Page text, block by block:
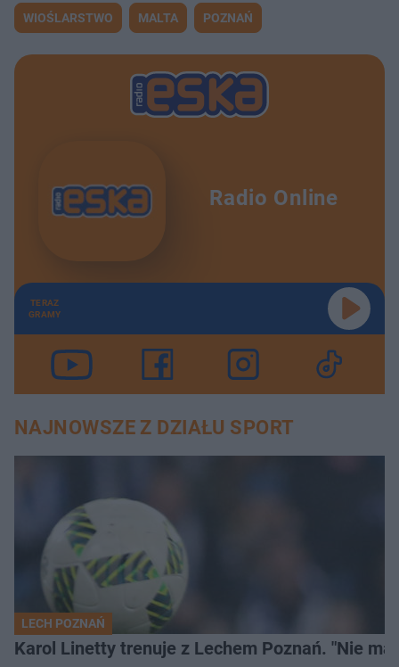
WIOŚLARSTWO MALTA POZNAŃ
Radio Online
TERAZ
GRAMY
NAJNOWSZE Z DZIAŁU SPORT
LECH POZNAŃ
Karol Linetty trenuje z Lechem Poznań. "Nie ma